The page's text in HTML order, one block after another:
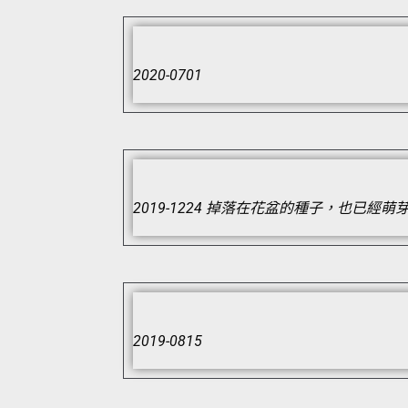
2020-0701
2019-1224 掉落在花盆的種子，也已經萌
2019-0815